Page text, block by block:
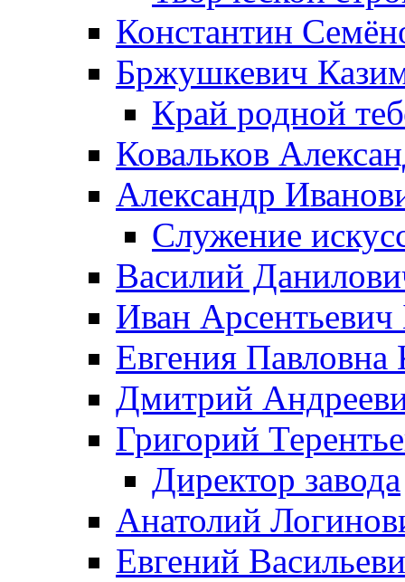
Константин
Бржушкевич
Край родной
Ковальков
Александр
Служение
Василий
Иван
Евгения Павловна
Дмитрий
Григорий
Директор завода
Анатолий
Евгений